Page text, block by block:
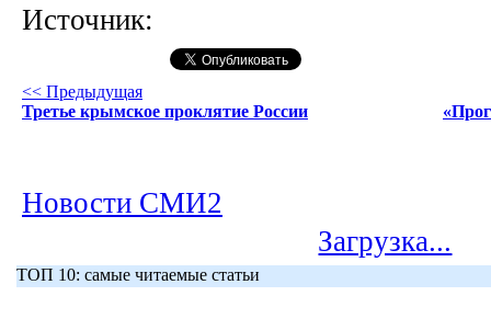
Источник:
<< Предыдущая
Третье крымское проклятие России
Новости СМИ2
Загрузка...
ТОП 10: самые читаемые статьи